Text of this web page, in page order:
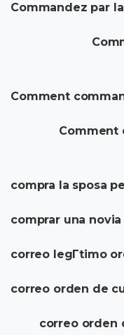
Commandez par
Comment
Comment
compra la sposa
comprar una
correo legГ­timo
correo orden de
correo orden